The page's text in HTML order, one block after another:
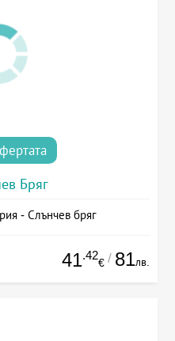
Бряг
- Слънчев бряг
41.42
€ / 81лв.